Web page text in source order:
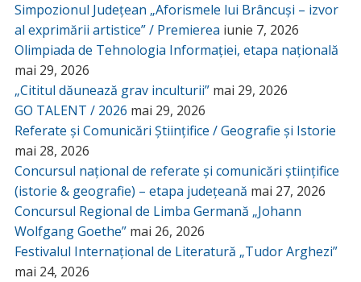
Simpozionul Județean „Aforismele lui Brâncuși – izvor
al exprimării artistice” / Premierea iunie 7, 2026
Olimpiada de Tehnologia Informației, etapa națională
mai 29, 2026
„Cititul dăunează grav inculturii” mai 29, 2026
GO TALENT / 2026 mai 29, 2026
Referate și Comunicări Științifice / Geografie și Istorie
mai 28, 2026
Concursul național de referate și comunicări științifice
(istorie & geografie) – etapa județeană mai 27, 2026
Concursul Regional de Limba Germană „Johann
Wolfgang Goethe” mai 26, 2026
Festivalul Internațional de Literatură „Tudor Arghezi”
mai 24, 2026